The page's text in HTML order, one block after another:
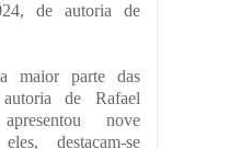
de autoria de
maior parte das
de Rafael
nove
destacam-se